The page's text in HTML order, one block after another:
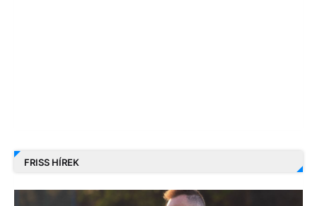
FRISS HÍREK